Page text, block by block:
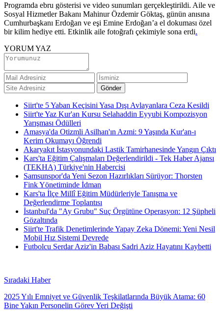
Programda ebru gösterisi ve video sunumları gerçekleştirildi. Aile ve
Sosyal Hizmetler Bakanı Mahinur Özdemir Göktaş, günün anısına
Cumhurbaşkanı Erdoğan ve eşi Emine Erdoğan’a el dokuması özel
bir kilim hediye etti. Etkinlik aile fotoğrafı çekimiyle sona erdi.
YORUM YAZ
Siirt'te 5 Yaban Keçisini Yasa Dışı Avlayanlara Ceza Kesildi
Siirt'te Yaz Kur'an Kursu Selahaddin Eyyubi Kompozisyon
Yarışması Ödülleri
Amasya'da Otizmli Asilhan'ın Azmi: 9 Yaşında Kur'an-ı
Kerim Okumayı Öğrendi
Akaryakıt İstasyonundaki Lastik Tamirhanesinde Yangın Çıktı
Kars'ta Eğitim Çalışmaları Değerlendirildi - Tek Haber Ajansı
(TEKHA) Türkiye'nin Habercisi
Samsunspor'da Yeni Sezon Hazırlıkları Sürüyor: Thorsten
Fink Yönetiminde İdman
Kars'ta İlçe Millî Eğitim Müdürleriyle Tanışma ve
Değerlendirme Toplantısı
İstanbul'da "Ay Grubu" Suç Örgütüne Operasyon: 12 Şüpheli
Gözaltında
Siirt'te Trafik Denetimlerinde Yapay Zeka Dönemi: Yeni Nesil
Mobil Hız Sistemi Devrede
Futbolcu Serdar Aziz'in Babası Sadri Aziz Hayatını Kaybetti
Sıradaki Haber
2025 Yılı Emniyet ve Güvenlik Teşkilatlarında Büyük Atama: 60
Bine Yakın Personelin Görev Yeri Değişti